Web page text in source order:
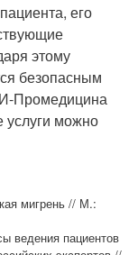
его
этому
безопасным
Промедицина
услуги можно
мигрень // М.:
ведения пациентов